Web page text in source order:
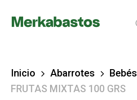
Inicio Abarrotes Bebés
FRUTAS MIXTAS 100 GRS